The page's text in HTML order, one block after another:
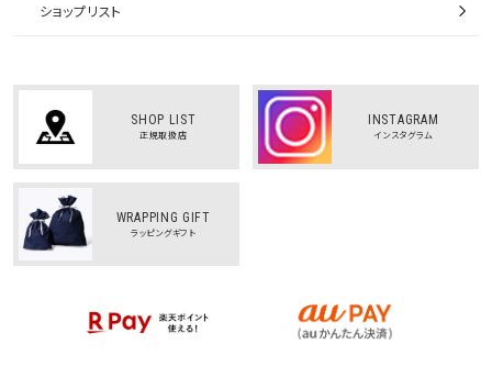
ショップリスト
SHOP LIST
正規取扱店
INSTAGRAM
インスタグラム
WRAPPING GIFT
ラッピングギフト